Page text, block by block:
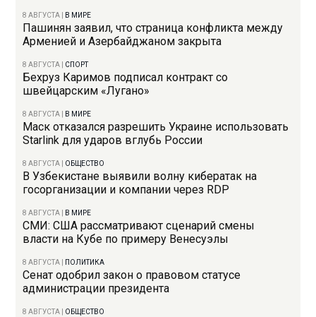
8 АВГУСТА В МИРЕ
Пашинян заявил, что страница конфликта между
Арменией и Азербайджаном закрыта
8 АВГУСТА СПОРТ
Бехруз Каримов подписал контракт со
швейцарским «Лугано»
8 АВГУСТА В МИРЕ
Маск отказался разрешить Украине использовать
Starlink для ударов вглубь России
8 АВГУСТА ОБЩЕСТВО
В Узбекистане выявили волну кибератак на
госорганизации и компании через RDP
8 АВГУСТА В МИРЕ
СМИ: США рассматривают сценарий смены
власти на Кубе по примеру Венесуэлы
8 АВГУСТА ПОЛИТИКА
Сенат одобрил закон о правовом статусе
администрации президента
8 АВГУСТА ОБЩЕСТВО